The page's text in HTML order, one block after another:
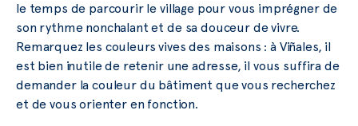
le temps de parcourir le village pour vous imprégner de
son rythme nonchalant et de sa douceur de vivre.
Remarquez les couleurs vives des maisons : à Viñales, il
est bien inutile de retenir une adresse, il vous suffira de
demander la couleur du bâtiment que vous recherchez
et de vous orienter en fonction.